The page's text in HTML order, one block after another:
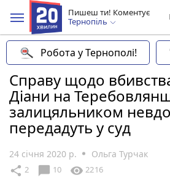
Пишеш ти! Коментує
Тернопіль
Робота у Тернополі!
Справу щодо
Діани на
залицяльником
передадуть у суд
24 січня 2020 р. Ольга Турчак
share 2 chat_bubble 10 visibility 2216